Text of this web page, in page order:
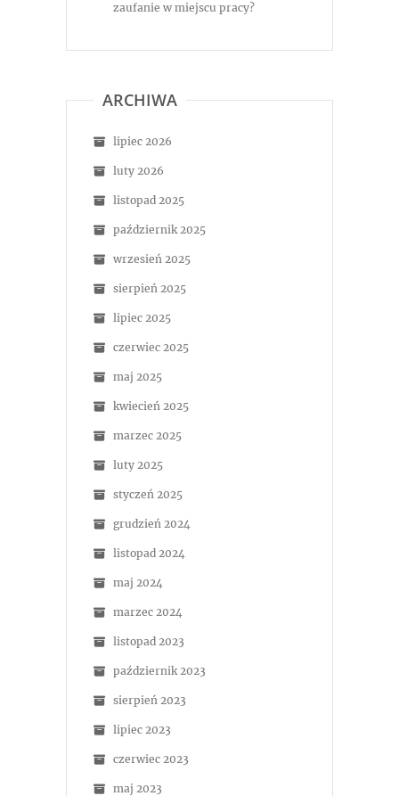
zaufanie w miejscu pracy?
ARCHIWA
lipiec 2026
luty 2026
listopad 2025
październik 2025
wrzesień 2025
sierpień 2025
lipiec 2025
czerwiec 2025
maj 2025
kwiecień 2025
marzec 2025
luty 2025
styczeń 2025
grudzień 2024
listopad 2024
maj 2024
marzec 2024
listopad 2023
październik 2023
sierpień 2023
lipiec 2023
czerwiec 2023
maj 2023